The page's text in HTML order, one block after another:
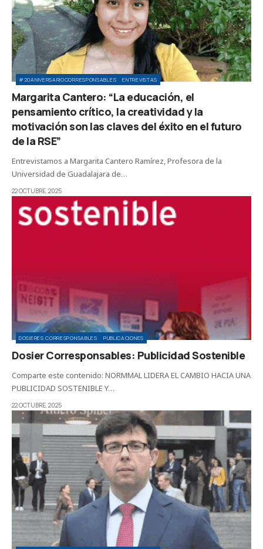
#20ANIVERSARIOCORRESPONSABLES ENTREVISTAS
Margarita Cantero: “La educación, el
pensamiento crítico, la creatividad y la
motivación son las claves del éxito en el futuro
de la RSE”
Entrevistamos a Margarita Cantero Ramírez, Profesora de la
Universidad de Guadalajara de…
22 OCTUBRE, 2025
DOSIERES CORRESPONSABLES PUBLICACIONES
Dosier Corresponsables: Publicidad Sostenible
Comparte este contenido: NORMMAL LIDERA EL CAMBIO HACIA UNA
PUBLICIDAD SOSTENIBLE Y…
22 OCTUBRE, 2025